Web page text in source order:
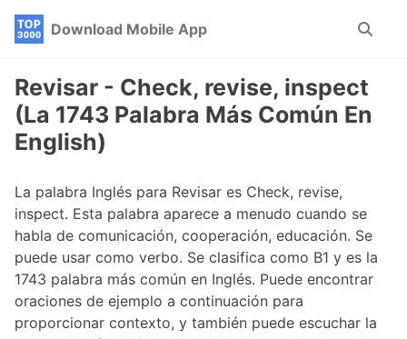
Skip
navigation
Skip
Skip
Download Mobile App
Toggle
Revisar - Check, revise, inspect
(La 1743 Palabra Más Común En
English)
La palabra Inglés para Revisar es Check, revise,
inspect. Esta palabra aparece a menudo cuando se
habla de comunicación, cooperación, educación. Se
puede usar como verbo. Se clasifica como B1 y es la
1743 palabra más común en Inglés. Puede encontrar
oraciones de ejemplo a continuación para
proporcionar contexto, y también puede escuchar la